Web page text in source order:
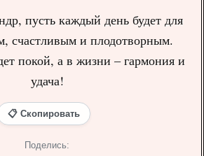
пусть каждый день будет для
счастливым и плодотворным.
покой, а в жизни – гармония и
удача!
📋 Скопировать
Поделись: